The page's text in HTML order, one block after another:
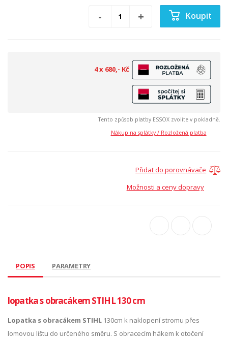
Koupit
4 x 680,- Kč
Tento způsob platby ESSOX zvolíte v pokladně.
Nákup na splátky / Rozložená platba
Přidat do porovnávače
Možnosti a ceny dopravy
POPIS PARAMETRY
lopatka s obracákem STIHL 130 cm
Lopatka s obracákem STIHL 130cm k naklopení stromu přes
lomovou lištu do určeného směru. S obracecím hákem k otočení